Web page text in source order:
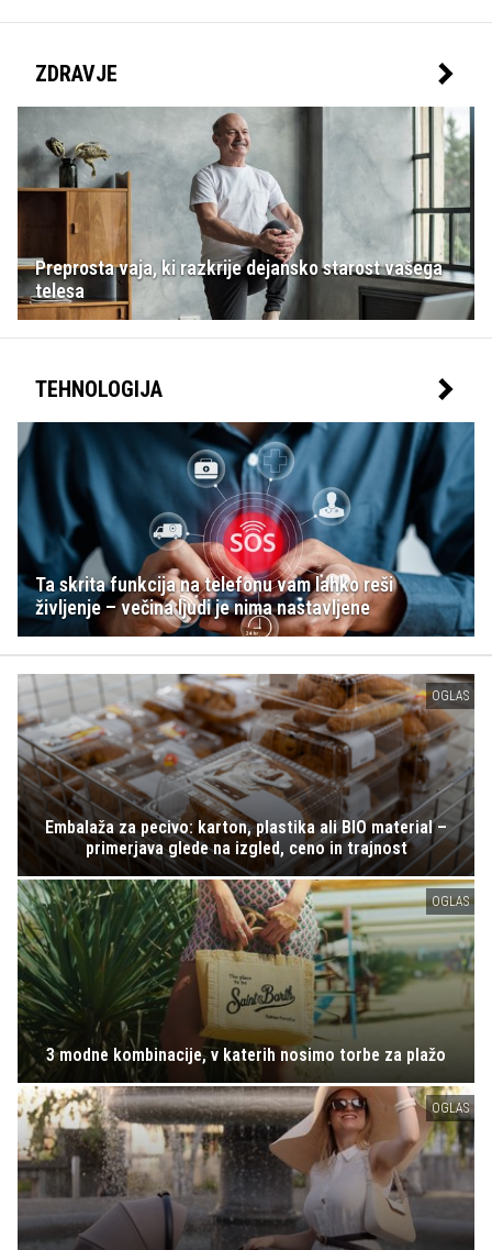
ZDRAVJE
Preprosta vaja, ki razkrije dejansko starost vašega
telesa
TEHNOLOGIJA
Ta skrita funkcija na telefonu vam lahko reši
življenje – večina ljudi je nima nastavljene
OGLAS
Embalaža za pecivo: karton, plastika ali BIO material –
primerjava glede na izgled, ceno in trajnost
OGLAS
3 modne kombinacije, v katerih nosimo torbe za plažo
OGLAS